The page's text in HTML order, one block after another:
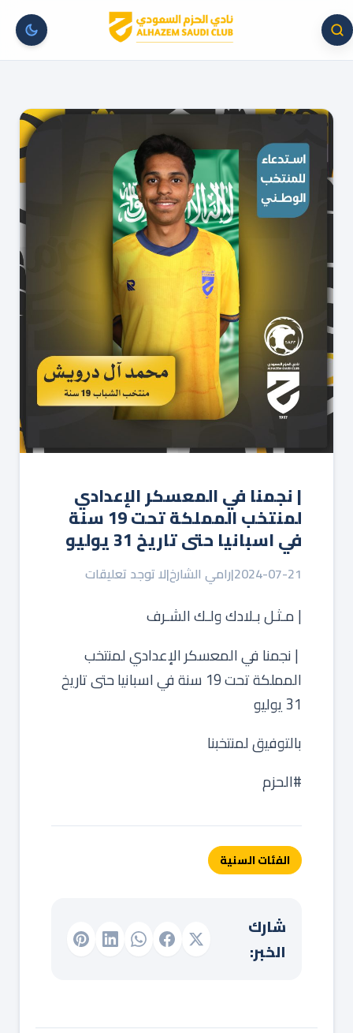
| نجمنا في المعسكر الإعدادي
لمنتخب المملكة تحت 19 سنة
في اسبانيا حتى تاريخ 31 يوليو
2024-07-21
|رامي الشارخ|لا توجد تعليقات
| مـثـل بـلادك ولـك الشـرف
‏ | نجمنا في المعسكر الإعدادي لمنتخب
المملكة تحت 19 سنة في اسبانيا حتى تاريخ
31 يوليو
‏بالتوفيق لمنتخبنا
‏⁧‫#الحزم
الفئات السنية
شارك
الخبر: